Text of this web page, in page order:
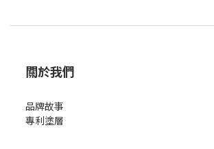
關於我們
品牌故事
專利塗層